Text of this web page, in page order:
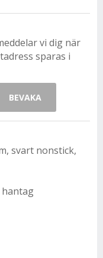
vi dig när
sparas i
BEVAKA
svart nonstick,